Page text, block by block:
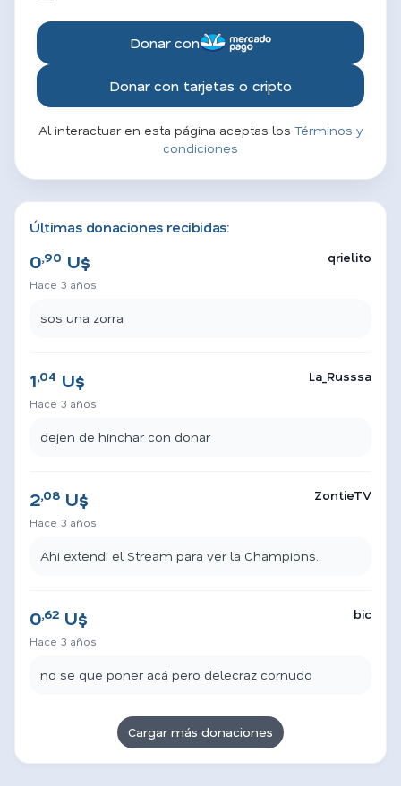
Donar con
Donar con tarjetas o cripto
Al interactuar en esta página aceptas los Términos y
condiciones
Últimas donaciones recibidas:
0,90 U$
Hace 3 años
qrielito
sos una zorra
1,04 U$
Hace 3 años
La_Russsa
dejen de hinchar con donar
2,08 U$
Hace 3 años
ZontieTV
Ahi extendi el Stream para ver la Champions.
0,62 U$
Hace 3 años
bic
no se que poner acá pero delecraz cornudo
Cargar más donaciones